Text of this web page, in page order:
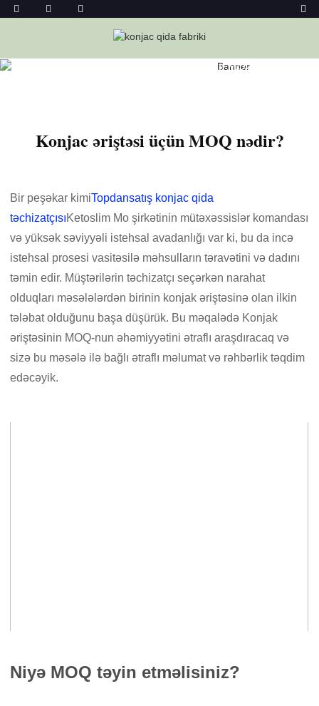
Konjac Əriştəsi Üçün MOQ Nədir?
Konjac əriştəsi üçün MOQ nədir?
Bir peşəkar kimiTopdansatış konjac qida
təchizatçısıKetoslim Mo şirkətinin mütəxəssislər komandası
və yüksək səviyyəli istehsal avadanlığı var ki, bu da incə
istehsal prosesi vasitəsilə məhsulların təravətini və dadını
təmin edir. Müştərilərin təchizatçı seçərkən narahat
olduqları məsələlərdən birinin konjak əriştəsinə olan ilkin
tələbat olduğunu başa düşürük. Bu məqalədə Konjak
əriştəsinin MOQ-nun əhəmiyyətini ətraflı araşdıracaq və
sizə bu məsələ ilə bağlı ətraflı məlumat və rəhbərlik təqdim
edəcəyik.
Niyə MOQ təyin etməlisiniz?